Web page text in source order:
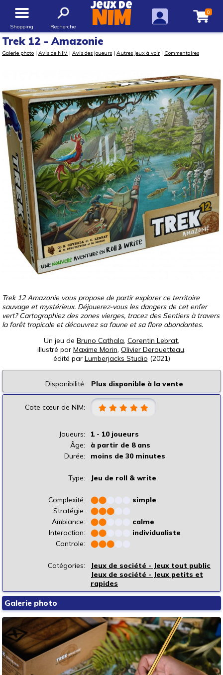
Shopping Recherche
Jeux de
NIM 0
Trek 12 - Amazonie
Galerie photo | Avis de NIM | Avis des joueurs | Autres jeux à voir | Commentaires
Trek 12 Amazonie vous propose de partir explorer ce territoire
sauvage et mystérieux. Déjouerez-vous les dangers de cet enfer
vert? Cartographiez des zones vierges, tracez des Sentiers à travers
la forêt tropicale et découvrez sa faune et sa flore abondantes.
Un jeu de Bruno Cathala, Corentin Lebrat,
illustré par Maxime Morin, Olivier Derouetteau,
édité par Lumberjacks Studio (2021)
Disponibilité: Plus disponible à la vente
Cote cœur de NIM:
Joueurs:
1 - 10 joueurs
Âge:
à partir de 8 ans
Durée:
moins de 30 minutes
Type: Jeu de roll & write
Complexité: ⬤⬤
simple
Stratégie:
⬤⬤⬤
Ambiance:
⬤⬤
calme
Interaction:
⬤⬤
individualiste
Controle:
⬤⬤⬤
Catégories:
Jeux de société - Jeux tout public
Jeux de société - Jeux petits et
rapides
Galerie photo